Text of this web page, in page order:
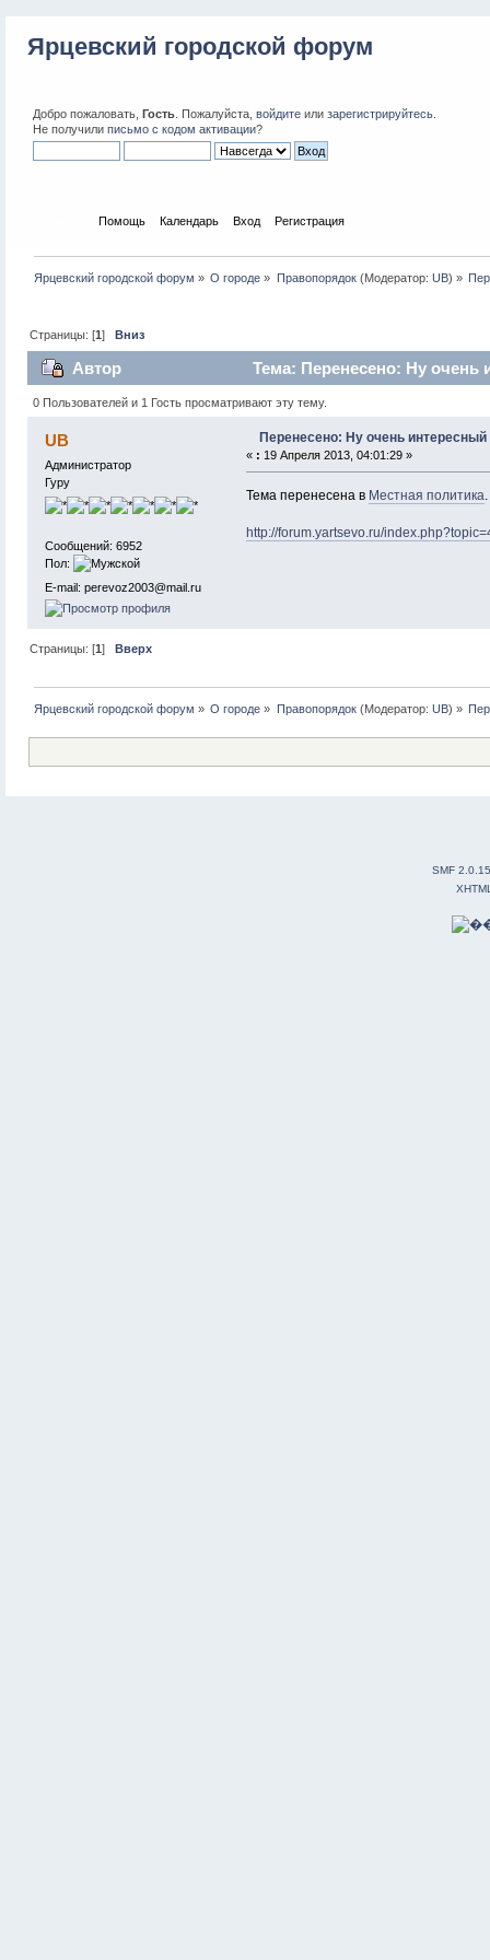
Ярцевский городской форум
Добро пожаловать, Гость. Пожалуйста, войдитеили зарегистрируйтесь.
Не получили письмо с кодом активации?
Помощь Календарь Вход Регистрация
Ярцевский городской форум » О городе » Правопорядок(Модератор: UB) »
Страницы: [1]Вниз
Автор Тема: Перенесено: Ну очень
0 Пользователей и 1 Гость просматривают эту тему.
UB
Администратор
Гуру
Сообщений: 6952
Пол:
E-mail: perevoz2003@mail.ru
Перенесено: Ну очень интересный
« : 19 Апреля 2013, 04:01:29 »
Тема перенесена в Местная политика.
http://forum.yartsevo.ru/
Страницы: [1]Вверх
Ярцевский городской форум » О городе » Правопорядок(Модератор: UB) »
SMF 2.0.15